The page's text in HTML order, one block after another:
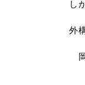
し
外
岡